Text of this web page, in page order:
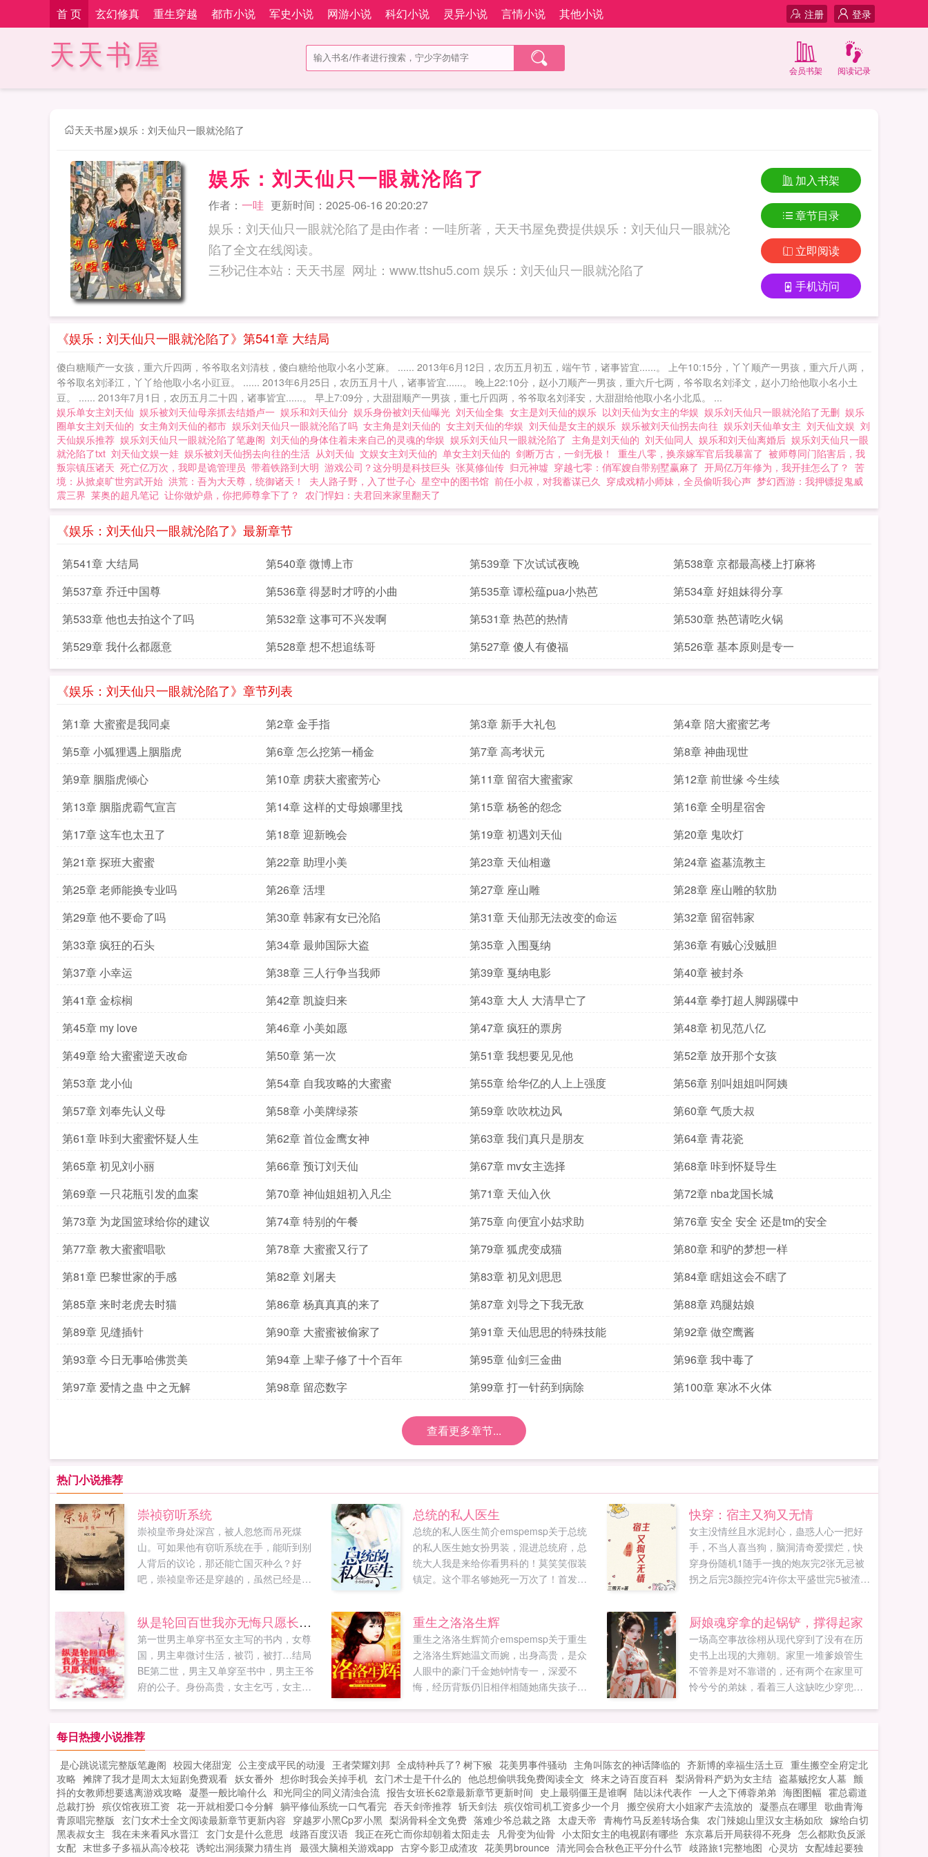
首 页 玄幻修真 重生穿越 都市小说 军史小说 网游小说 科幻小说 灵异小说 言情小说 其他小说 登录
注册
天天书屋 阅读记录
会员书架
天天书屋>娱乐：刘天仙只一眼就沦陷了
娱乐：刘天仙只一眼就沦陷了
作者： 一哇 更新时间：2025-06-16 20:20:27
娱乐：刘天仙只一眼就沦陷了是由作者：一哇所著，天天书屋免费提供娱乐：刘天仙只一眼就沦
陷了全文在线阅读。
三秒记住本站：天天书屋 网址：www.ttshu5.com 娱乐：刘天仙只一眼就沦陷了
加入书架
章节目录
立即阅读
手机访问
《娱乐：刘天仙只一眼就沦陷了》第541章 大结局
傻白糖顺产一女孩，重六斤四两，爷爷取名刘清枝，傻白糖给他取小名小芝麻。 ...... 2013年6月12日，农历五月初五，端午节，诸事皆宜......。 上午10:15分，丫丫顺产一男孩，重六斤八两，
爷爷取名刘泽江，丫丫给他取小名小豇豆。 ...... 2013年6月25日，农历五月十八，诸事皆宜......。 晚上22:10分，赵小刀顺产一男孩，重六斤七两，爷爷取名刘泽文，赵小刀给他取小名小土
豆。 ...... 2013年7月1日，农历五月二十四，诸事皆宜......。 早上7:09分，大甜甜顺产一男孩，重七斤四两，爷爷取名刘泽安，大甜甜给他取小名小北瓜。 ...
娱乐单女主刘天仙 娱乐被刘天仙母亲抓去结婚卢一 娱乐和刘天仙分 娱乐身份被刘天仙曝光 刘天仙全集 女主是刘天仙的娱乐 以刘天仙为女主的华娱 娱乐刘天仙只一眼就沦陷了无删 娱乐
圈单女主刘天仙的 女主角刘天仙的都市 娱乐刘天仙只一眼就沦陷了吗 女主角是刘天仙的 女主刘天仙的华娱 刘天仙是女主的娱乐 娱乐被刘天仙拐去向往 娱乐刘天仙单女主 刘天仙文娱 刘
天仙娱乐推荐 娱乐刘天仙只一眼就沦陷了笔趣阁 刘天仙的身体住着未来自己的灵魂的华娱 娱乐刘天仙只一眼就沦陷了 主角是刘天仙的 刘天仙同人 娱乐和刘天仙离婚后 娱乐刘天仙只一眼
就沦陷了txt 刘天仙文娱一娃 娱乐被刘天仙拐去向往的生活 从刘天仙 文娱女主刘天仙的 单女主刘天仙的 剑断万古，一剑无极！ 重生八零，换亲嫁军官后我暴富了 被师尊同门陷害后，我
叛宗镇压诸天 死亡亿万次，我即是诡管理员 带着铁路到大明 游戏公司？这分明是科技巨头 张莫修仙传 归元神墟 穿越七零：俏军嫂自带别墅赢麻了 开局亿万年修为，我开挂怎么了？ 苦
境：从掀桌旷世穷武开始 洪荒：吾为大天尊，统御诸天！ 夫人路子野，入了世子心 星空中的图书馆 前任小叔，对我蓄谋已久 穿成戏精小师妹，全员偷听我心声 梦幻西游：我押镖捉鬼威
震三界 莱奥的超凡笔记 让你做炉鼎，你把师尊拿下了？ 农门悍妇：夫君回来家里翻天了
《娱乐：刘天仙只一眼就沦陷了》最新章节
第541章 大结局 第540章 微博上市 第539章 下次试试夜晚
第538章 京都最高楼上打麻将
第537章 乔迁中国尊
第536章 得瑟时才哼的小曲 第535章 谭松蕴pua小热芭
第534章 好姐妹得分享
第533章 他也去拍这个了吗
第532章 这事可不兴发啊 第531章 热芭的热情
第530章 热芭请吃火锅
第529章 我什么都愿意
第528章 想不想追练哥 第527章 傻人有傻福 第526章 基本原则是专一
《娱乐：刘天仙只一眼就沦陷了》章节列表
第1章 大蜜蜜是我同桌 第2章 金手指 第3章 新手大礼包
第4章 陪大蜜蜜艺考
第5章 小狐狸遇上胭脂虎
第6章 怎么挖第一桶金 第7章 高考状元
第8章 神曲现世
第9章 胭脂虎倾心
第10章 虏获大蜜蜜芳心 第11章 留宿大蜜蜜家
第12章 前世缘 今生续
第13章 胭脂虎霸气宣言
第14章 这样的丈母娘哪里找 第15章 杨爸的怨念
第16章 全明星宿舍
第17章 这车也太丑了
第18章 迎新晚会 第19章 初遇刘天仙
第20章 鬼吹灯
第21章 探班大蜜蜜
第22章 助理小美 第23章 天仙相邀
第24章 盗墓流教主
第25章 老师能换专业吗
第26章 活埋 第27章 座山雕
第28章 座山雕的软肋
第29章 他不要命了吗
第30章 韩家有女已沦陷 第31章 天仙那无法改变的命运
第32章 留宿韩家
第33章 疯狂的石头
第34章 最帅国际大盗 第35章 入围戛纳
第36章 有贼心没贼胆
第37章 小幸运
第38章 三人行争当我师 第39章 戛纳电影
第40章 被封杀
第41章 金棕榈
第42章 凯旋归来 第43章 大人 大清早亡了
第44章 拳打超人脚踢碟中
第45章 my love
第46章 小美如愿 第47章 疯狂的票房
第48章 初见范八亿
第49章 给大蜜蜜逆天改命
第50章 第一次 第51章 我想要见见他
第52章 放开那个女孩
第53章 龙小仙
第54章 自我攻略的大蜜蜜 第55章 给华亿的人上上强度
第56章 别叫姐姐叫阿姨
第57章 刘奉先认义母
第58章 小美牌绿茶 第59章 吹吹枕边风
第60章 气质大叔
第61章 咔到大蜜蜜怀疑人生
第62章 首位金鹰女神 第63章 我们真只是朋友
第64章 青花瓷
第65章 初见刘小丽
第66章 预订刘天仙 第67章 mv女主选择
第68章 咔到怀疑导生
第69章 一只花瓶引发的血案
第70章 神仙姐姐初入凡尘 第71章 天仙入伙
第72章 nba龙国长城
第73章 为龙国篮球给你的建议
第74章 特别的午餐 第75章 向便宜小姑求助
第76章 安全 安全 还是tm的安全
第77章 教大蜜蜜唱歌
第78章 大蜜蜜又行了 第79章 狐虎变成猫
第80章 和驴的梦想一样
第81章 巴黎世家的手感
第82章 刘屠夫 第83章 初见刘思思
第84章 瞎姐这会不瞎了
第85章 来时老虎去时猫
第86章 杨真真真的来了 第87章 刘导之下我无敌
第88章 鸡腿姑娘
第89章 见缝插针
第90章 大蜜蜜被偷家了 第91章 天仙思思的特殊技能
第92章 做空鹰酱
第93章 今日无事哈佛赏美
第94章 上辈子修了十个百年 第95章 仙剑三金曲
第96章 我中毒了
第97章 爱情之蛊 中之无解
第98章 留恋数字 第99章 打一针药到病除 第100章 寒冰不火体
查看更多章节...
热门小说推荐
崇祯窃听系统
崇祯皇帝身处深宫，被人忽悠而吊死煤
山。可如果他有窃听系统在手，能听到别
人背后的议论，那还能亡国灭种么？好
吧，崇祯皇帝还是穿越的，虽然已经是崇
明必定中兴！（这是有系统加持的正经穿
越历史文！）如果您喜欢崇祯窃听系统，
别忘记分享给朋友...
总统的私人医生
总统的私人医生简介emspemsp关于总统
的私人医生她女扮男装，混进总统府，总
统大人我是来给你看男科的！莫笑笑假装
镇定。这个罪名够她死一万次了！首发
快穿：宿主又狗又无情
女主没情丝且水泥封心，蛊惑人心一把好
手，不当人喜当狗，脑洞清奇爱摆烂，快
穿身份随机1随手一拽的炮灰完2张无忌被
拐之后完3颜控完4许你太平盛世完5被渣男
纵是轮回百世我亦无悔只愿长相守
第一世男主单穿书至女主写的书内，女尊
国，男主卑微讨生活，被罚，被打…结局
BE第二世，男主又单穿至书中，男主王爷
府的公子。身份高贵，女主乞丐，女主没
局BE第三世，女主，女扮男装的洛家主，
男主男宠，妄想谈真心，做梦，最后，女
主，后悔了，百年剜心，最...
重生之洛洛生辉
重生之洛洛生辉简介emspemsp关于重生
之洛洛生辉她温文而婉，出身高贵，是众
人眼中的豪门千金她钟情专一，深爱不
悔，经历背叛仍旧相伴相随她痛失孩子，
而温柔，时而娇媚，复仇渣男，玩转人
生，更在娱乐圈大放异彩。新小说重生之
嫡女天师已开坑，欢迎来阅啊点击右侧作
者其他作品可直接找到，求收藏求评论幻
蓝纱雪欢迎大家加入77420...
厨娘魂穿拿的起锅铲，撑得起家
一场高空事故徐栩从现代穿到了没有在历
史书上出现的大雍朝。家里一堆爹娘管生
不管养是对不靠谱的，还有两个在家里可
怜兮兮的弟妹，看着三人这缺吃少穿兜里
运爆发的就了个首富家公子，可惜爹娘不
给力，没办法她只能想办法保全...
每日热搜小说推荐
是心跳说谎完整版笔趣阁 校园大佬甜宠 公主变成平民的动漫 王者荣耀刘邦 全成特种兵了? 树下猴 花美男事件骚动 主角叫陈玄的神话降临的 齐新博的幸福生活土豆 重生搬空全府定北
攻略 摊牌了我才是周太太短剧免费观看 妖女番外 想你时我会关掉手机 玄门术士是干什么的 他总想偷哄我免费阅读全文 终末之诗百度百科 梨涡骨科产奶为女主结 盗墓贼挖女人墓 颤
抖的女教师想要逃离游戏攻略 凝墨一般比喻什么 和光同尘的同义清浊合流 报告女班长62章最新章节更新时间 史上最弱僵王是谁啊 陆以沫代表作 一人之下傅蓉弟弟 海图图幅 霍总霸道
总裁打扮 殡仪馆夜班工资 花一开就相爱口令分解 躺平修仙系统一口气看完 吞天剑帝推荐 斩天剑法 殡仪馆司机工资多少一个月 搬空侯府大小姐家产去流放的 凝墨点在哪里 歌曲青海
青原唱完整版 玄门女术士全文阅读最新章节更新内容 穿越罗小黑Cp罗小黑 梨涡骨科全文免费 落难少爷总裁之路 太虚天帝 青梅竹马反差转场合集 农门辣媳山里汉女主杨如欣 嫁给白切
黑表叔女主 我在未来看风水晋江 玄门女是什么意思 歧路百度汉语 我正在死亡而你却朝着太阳走去 凡骨变为仙骨 小太阳女主的电视剧有哪些 东京幕后开局获得不死身 怎么都欺负反派
女配 末世多子多福从高冷校花 诱蛇出洞须聚力猜生肖 最强大脑相关游戏app 古穿今影卫成渣攻 花美男brounce 清光同会合秋色正平分什么节 歧路旅1完整地图 心灵坊 女配雄起要独